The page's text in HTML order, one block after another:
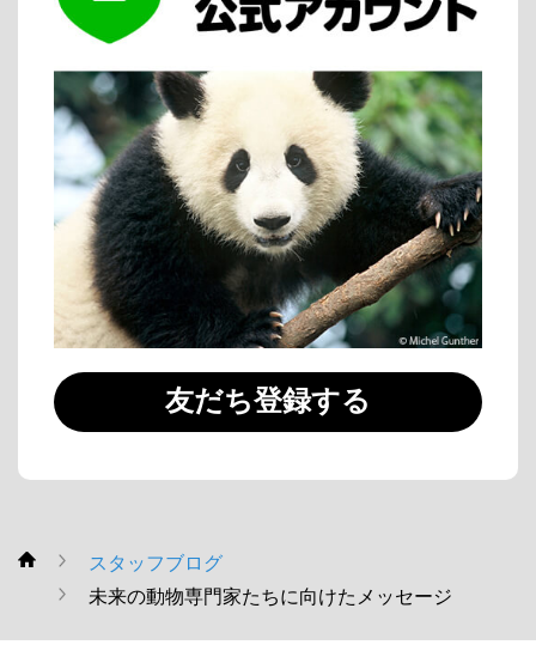
友だち登録する
WWF
スタッフブログ
未来の動物専門家たちに向けたメッセージ